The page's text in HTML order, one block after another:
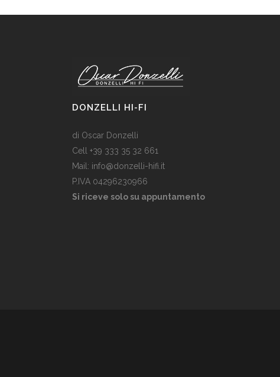
DONZELLI HI-FI
di Oscar Donzelli
Cell +39 333 35 32 661
Mail: info@donzelli-hifi.it
P.IVA 04296230966
Si riceve solo su appuntamento